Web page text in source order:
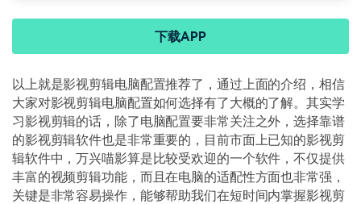
下载APP
以上就是影视剪辑电脑配置推荐了，通过上面的介绍，相信
大家对影视剪辑电脑配置如何选择有了大概的了解。其实学
习影视剪辑的话，除了电脑配置要非常关注之外，选择靠谱
的影视剪辑软件也是非常重要的，目前市面上已知的影视剪
辑软件中，万兴喵影算是比较受欢迎的一个软件，不仅提供
丰富的视频剪辑功能，而且在电脑的适配性方面也非常强，
关键是非常容易操作，能够帮助我们在短时间内掌握影视剪